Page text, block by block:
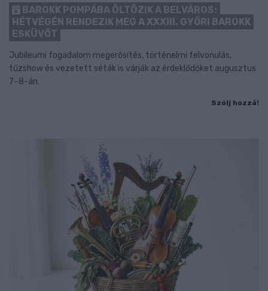
BAROKK POMPÁBA ÖLTÖZIK A BELVÁROS:
HÉTVÉGÉN RENDEZIK MEG A XXXIII. GYŐRI BAROKK
ESKÜVŐT
Jubileumi fogadalom megerősítés, történelmi felvonulás,
tűzshow és vezetett séták is várják az érdeklődőket augusztus
7–8-án.
Szólj hozzá!